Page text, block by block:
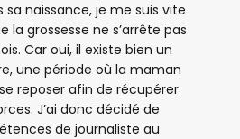
sa naissance, je me suis vite
grossesse ne s’arrête pas
Car oui, il existe bien un
une période où la maman
reposer afin de récupérer
J’ai donc décidé de
de journaliste au